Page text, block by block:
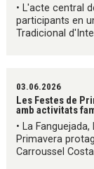
• L'acte central
participants en
Tradicional
03.06.2026
Les Festes de
amb activitats
• La
Primavera
Carroussel